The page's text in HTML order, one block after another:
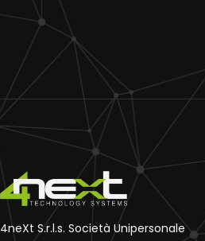
4neXt S.r.l.s. Società Unipersonale